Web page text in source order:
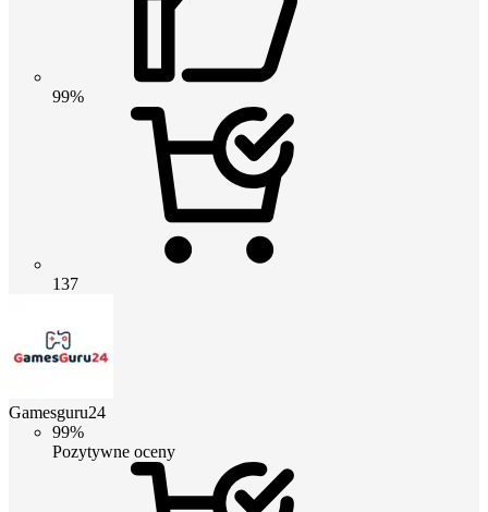
99%
137
Gamesguru24
99%
Pozytywne oceny